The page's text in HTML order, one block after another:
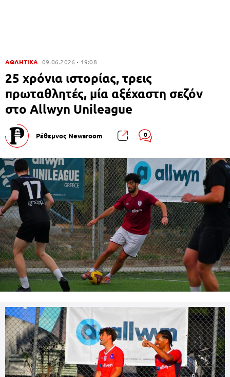
ΑΘΛΗΤΙΚΑ 09.06.2026 19:08
25 χρόνια ιστορίας, τρεις
πρωταθλητές, μία αξέχαστη σεζόν
στο Allwyn Unileague
Ρέθεμνος Newsroom 0